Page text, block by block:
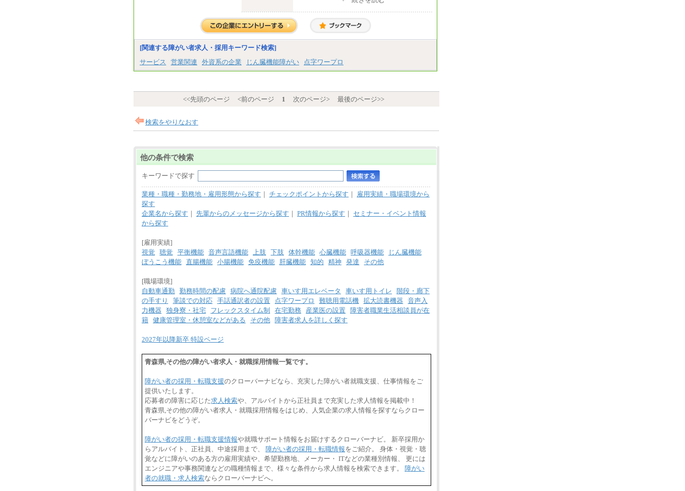
■(株)JTBデータサービス ※2027年新卒募集
終了
※詳細はJTBキャリアサイトよりご確認くだ
※詳細はJTBキャリアサイトよりご確認くだ
さい。
■(株)JTBビジネストランスフォーム
有期契約職 月給185,000～195,000円
■(株)JTBパブリッシング ※2027年新卒募集
総合職 月給241,000円
①月給227,000円以上
②月給212,000円以上
③月給172,500円以上
④月給23万円～37万円
⑤月給20万円～25万円
⑦月給271,000円以上
⑧～⑮月給200,000円〜月給400,000円
⑲東京：月給202,000 円以上 、京都：月給19
3,000 円以上
⑳月給205,000円以上
㉓月給224,500円以上
※全コース共通※ 能力・経験・勤務地など
により異なります
※試用期間中も給与に変更はございません。
1）月給：21万円～25万円
2）月給：21万円～27万円
[関連する障がい者求人・採用キーワード検索]
サービス
営業関連 外資系の企業 じん臓機能障がい 点字ワープロ
<<先頭のページ <前のページ 1 次のページ> 最後のページ>>
検索をやりなおす
他の条件で検索
キーワードで探す
業種・職種・勤務地・雇用形態から探す ｜ チェックポイントから探す ｜ 雇用実績・職場環境から
探す
企業名から探す ｜ 先輩からのメッセージから探す ｜ PR情報から探す ｜ セミナー・イベント情報
から探す
[雇用実績]
視覚
聴覚 平衡機能 音声言語機能 上肢 下肢 体幹機能 心臓機能 呼吸器機能
じん臓機能
ぼうこう機能 直腸機能 小腸機能 免疫機能 肝臓機能 知的 精神 発達 その他
[職場環境]
自動車通勤
勤務時間の配慮 病院へ通院配慮 車いす用エレベータ 車いす用トイレ
階段・廊下
の手すり
筆談での対応 手話通訳者の設置 点字ワープロ 難聴用電話機 拡大読書機器
音声入
力機器
独身寮・社宅 フレックスタイム制 在宅勤務 産業医の設置
障害者職業生活相談員が在
籍 健康管理室・休憩室などがある その他 障害者求人を詳しく探す
2027年以降新卒 特設ページ
青森県,その他の障がい者求人・就職採用情報一覧です。
障がい者の採用・転職支援のクローバーナビなら、充実した障がい者就職支援、仕事情報をご
提供いたします。
応募者の障害に応じた求人検索や、アルバイトから正社員まで充実した求人情報を掲載中！
青森県,その他の障がい者求人・就職採用情報をはじめ、人気企業の求人情報を探すならクロー
バーナビをどうぞ。
障がい者の採用・転職支援情報や就職サポート情報をお届けするクローバーナビ。 新卒採用か
らアルバイト、正社員、中途採用まで、 障がい者の採用・転職情報をご紹介。 身体・視覚・聴
覚などに障がいのある方の雇用実績や、希望勤務地、メーカー・ ITなどの業種別情報、 更には
エンジニアや事務関連などの職種情報まで、様々な条件から求人情報を検索できます。 障がい
者の就職・求人検索ならクローバーナビへ。